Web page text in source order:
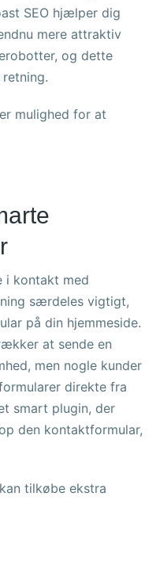
SEO hjælper dig
mere attraktiv
og dette
mulighed for at
i kontakt med
særdeles vigtigt,
på din hjemmeside.
at sende en
men nogle kunder
direkte fra
smart plugin, der
den kontaktformular,
tilkøbe ekstra